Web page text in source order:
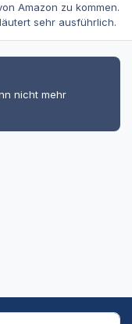
Amazon zu kommen.
sehr ausführlich.
nicht mehr